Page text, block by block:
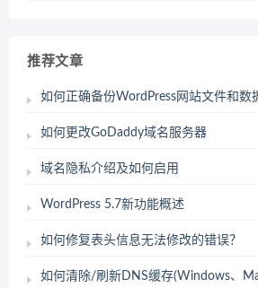
推荐文章
如何正确备份WordPress网站文件和数
如何更改GoDaddy域名服务器
域名隐私介绍及如何启用
WordPress 5.7新功能概述
如何修复表头信息无法修改的错误？
如何清除/刷新DNS缓存(Windows、